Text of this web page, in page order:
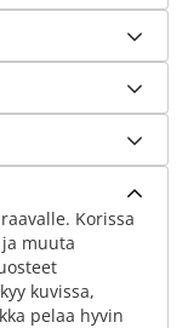
Korissa
muuta
kuvissa,
pelaa hyvin